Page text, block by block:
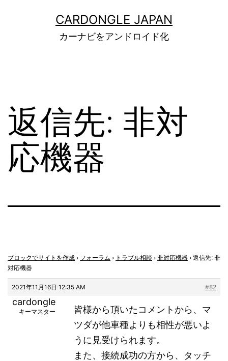
CARDONGLE JAPAN
カーナビをアンドロイド化
返信先: 非対
応機器
ブロックでサイトを作成 › フォーラム › トラブル相談 › 非対応機器 › 返信先: 非
対応機器
2021年11月16日 12:35 AM #82
cardongle
キーマスター
皆様から頂いたコメントから、マ
ツダが他車種よりも相性が悪いよ
うに見受けられます。
また、接続成功の方から、タッチ